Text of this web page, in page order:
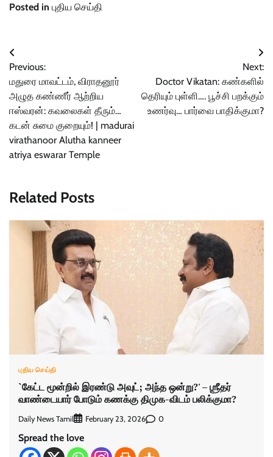
Posted in புதிய செய்தி
Post
navigation
Previous:
மதுரை மாவட்டம், விராதனூர்
அழுத கண்ணீர் ஆற்றிய
ஈஸ்வரன்: கவலைகள் தீரும்…
கடன் சுமை குறையும்! | madurai
virathanoor Alutha kanneer
atriya eswarar Temple
Next:
Doctor Vikatan: கண்களில்
தெரியும் புள்ளி…. பூச்சி பறக்கும்
உணர்வு… பார்வை பாதிக்குமா?
Related Posts
புதிய செய்தி
`கேட்ட மூன்றில் இரண்டு அவுட்; அந்த ஒன்று?' – ஶ்ரீதர்
வாண்டையார் போடும் கணக்கு திமுக-விடம் பலிக்குமா?
Daily News Tamil February 23, 2026 0
Spread the love